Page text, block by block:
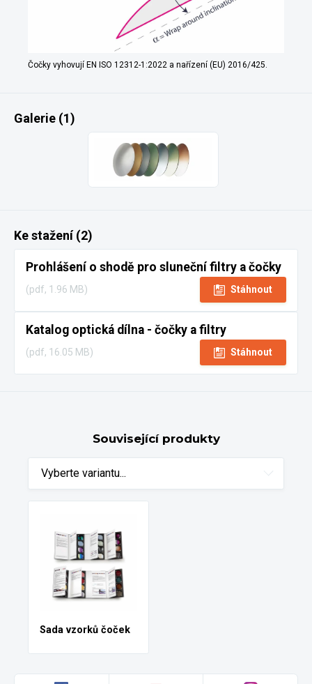
Čočky vyhovují EN ISO 12312-1:2022 a nařízení (EU) 2016/425.
Galerie (1)
Ke stažení (2)
Prohlášení o shodě pro sluneční filtry a čočky
(pdf, 1.96 MB) Stáhnout
Katalog optická dílna - čočky a filtry
(pdf, 16.05 MB) Stáhnout
Související produkty
Vyberte variantu...
Sada vzorků čoček